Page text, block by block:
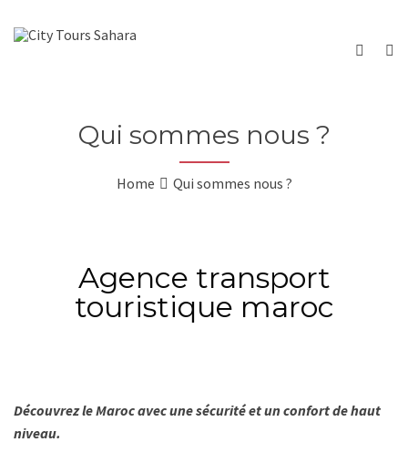
Qui sommes nous ?
Home Qui sommes nous ?
Agence transport
touristique maroc
Découvrez le Maroc avec une sécurité et un confort de haut
niveau.